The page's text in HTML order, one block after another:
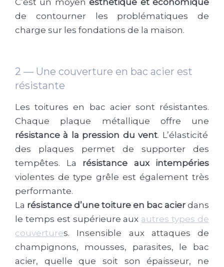
de contourner les problématiques de
charge sur les fondations de la maison.
2 — Une couverture en bac acier est
résistante
Les toitures en bac acier sont résistantes.
Chaque plaque métallique offre une
résistance à la pression du vent. L’élasticité
des plaques permet de supporter des
tempêtes. La résistance aux intempéries
violentes de type grêle est également très
performante.
La résistance d’une toiture en bac acier dans
le temps est supérieure aux autres types de
couvertures. Insensible aux attaques de
champignons, mousses, parasites, le bac
acier, quelle que soit son épaisseur, ne